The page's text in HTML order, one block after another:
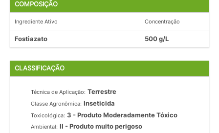
COMPOSIÇÃO
Ingrediente Ativo Concentração
Fostiazato 500 g/L
CLASSIFICAÇÃO
Técnica de Aplicação: Terrestre
Classe Agronômica: Inseticida
Toxicológica: 3 - Produto Moderadamente Tóxico
Ambiental: II - Produto muito perigoso